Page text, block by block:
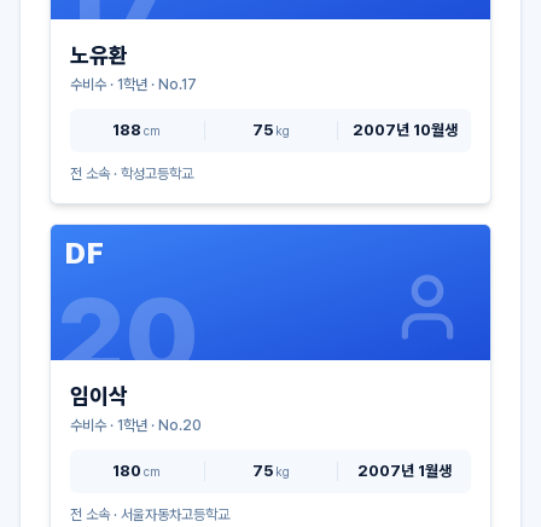
노유환
수비수· 1학년 · No.17
188 cm 75 kg 2007년 10월생
전 소속 · 학성고등학교
DF
20
임이삭
수비수· 1학년 · No.20
180 cm 75 kg 2007년 1월생
전 소속 · 서울자동차고등학교